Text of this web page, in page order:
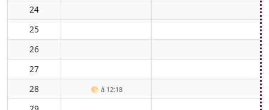
24
25
26
27
28
🌕 à 12:18